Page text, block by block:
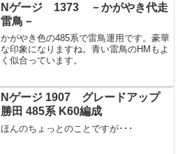
Nゲージ 1373 －かがやき代走
雷鳥－
かがやき色の485系で雷鳥運用です。豪華
な印象になりますね。青い雷鳥のHMもよ
く似合っています。
Nゲージ 1907 グレードアップ
勝田 485系 K60編成
ほんのちょっとのことですが･･･